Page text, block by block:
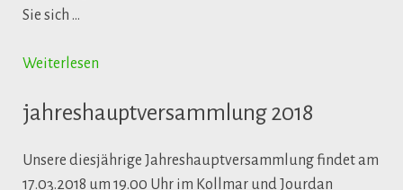
Sie sich …
Weiterlesen
jahreshauptversammlung 2018
Unsere diesjährige Jahreshauptversammlung findet am
17.03.2018 um 19.00 Uhr im Kollmar und Jourdan